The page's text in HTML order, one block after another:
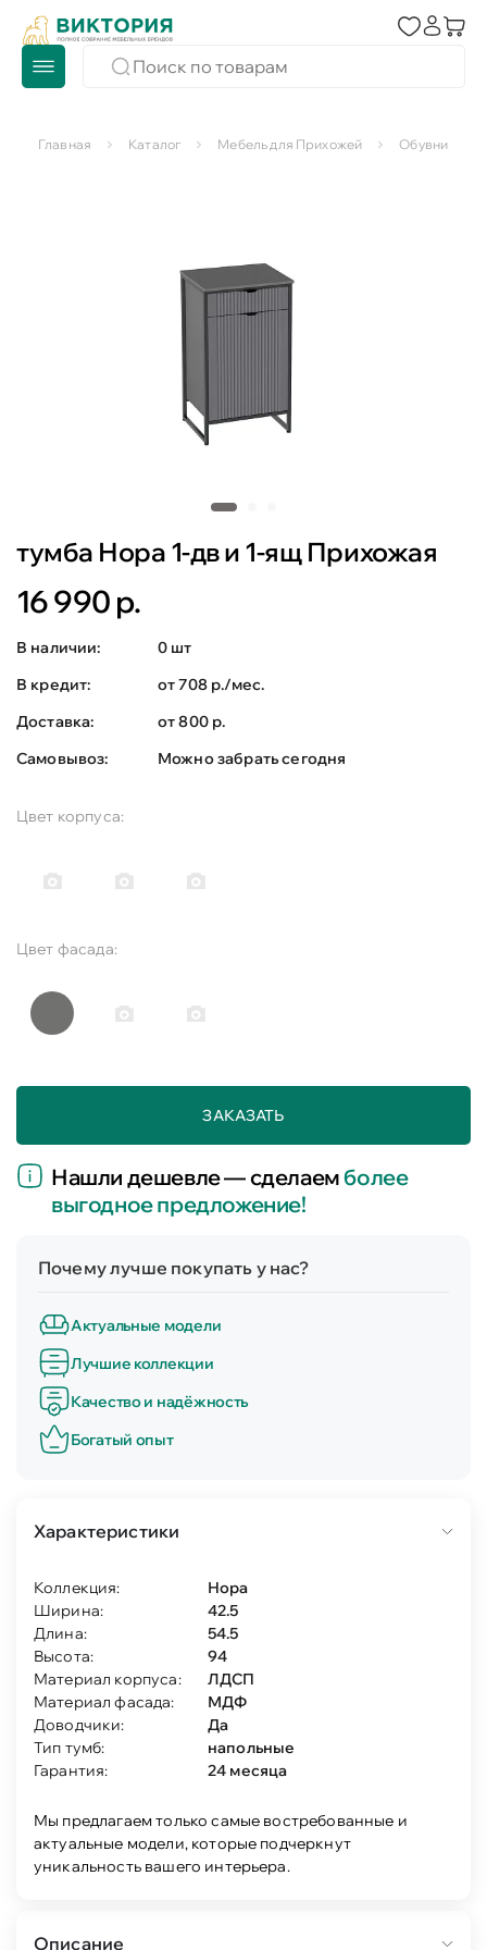
Главная Каталог Мебель для Прихожей Обувницы
тумба Нора 1-дв и 1-ящ Прихожая
16 990 р.
В наличии:
0 шт
В кредит:
от 708 р./мес.
Доставка:
от 800 р.
Самовывоз:
Можно забрать сегодня
Цвет корпуса:
Цвет фасада:
ЗАКАЗАТЬ
Нашли дешевле — сделаемболее
выгодное предложение!
Почему лучше покупать у нас?
Актуальные модели
Лучшие коллекции
Качество и надёжность
Богатый опыт
Характеристики
Коллекция:
Нора
Ширина:
42.5
Длина:
54.5
Высота:
94
Материал корпуса:
ЛДСП
Материал фасада:
МДФ
Доводчики:
Да
Тип тумб:
напольные
Гарантия:
24 месяца
Мы предлагаем только самые востребованные и
актуальные модели, которые подчеркнут
уникальность вашего интерьера.
Описание